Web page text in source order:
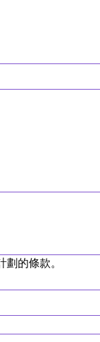
的條款。